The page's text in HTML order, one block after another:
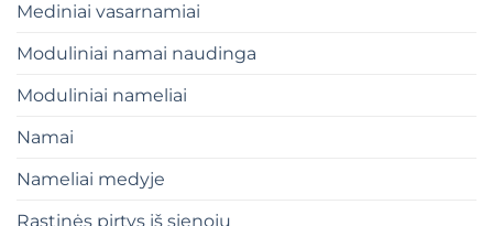
Mediniai vasarnamiai
Moduliniai namai naudinga
Moduliniai nameliai
Namai
Nameliai medyje
Rąstinės pirtys iš sienojų